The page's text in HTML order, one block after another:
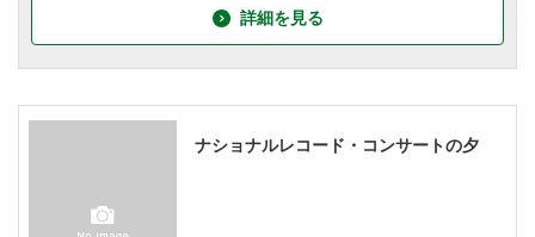
詳細を見る
ナショナルレコード・コンサートの夕